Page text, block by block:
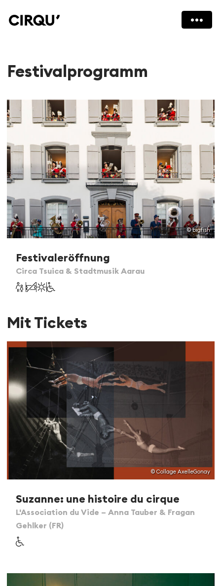
Festivalprogramm
© bigfish
Festivaleröffnung
Circa Tsuica & Stadtmusik Aarau
Mit Tickets
© Collage AxelleGonay
Suzanne: une histoire du cirque
L'Association du Vide – Anna Tauber & Fragan
Gehlker (FR)